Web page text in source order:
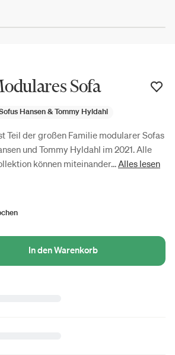
Sofa
Hansen & Tommy Hyldahl
Teil der großen Familie modularer Sofas
und Tommy Hyldahl im 2021. Alle
können miteinander...Alles lesen
In den Warenkorb